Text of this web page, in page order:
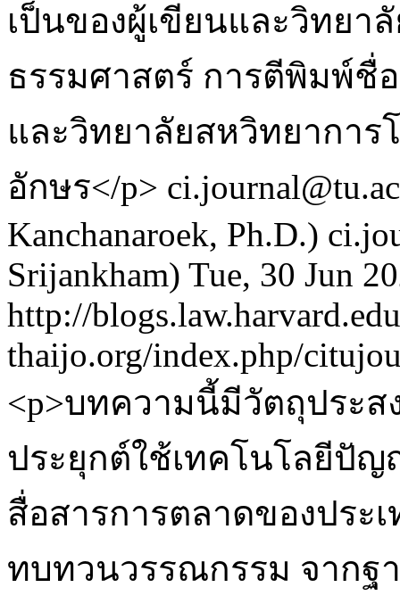
เป็นของผู้เขียนและวิทยา
ธรรมศาสตร์ การตีพิมพ์ชื่
และวิทยาลัยสหวิทยากา
อักษร</p>
Kanchanaroek, Ph.D.)
Srijankham) Tue, 30 Jun
http://
thaijo.org/index.php/
<p>บทความนี้มีวัตถุประส
ประยุกต์ใช้เทคโนโลยีปั
สื่อสารการตลาดของประ
ทบทวนวรรณกรรม จากฐ